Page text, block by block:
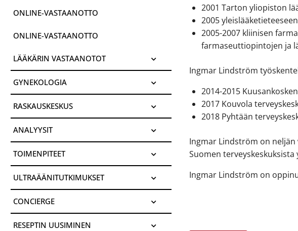
ONLINE-VASTAANOTTO
ONLINE-VASTAANOTTO
LÄÄKÄRIN VASTAANOTOT
GYNEKOLOGIA
RASKAUSKESKUS
ANALYYSIT
TOIMENPITEET
ULTRAÄÄNITUTKIMUKSET
CONCIERGE
RESEPTIN UUSIMINEN
2001 Tarton yliopiston
2005
2005-2007 kliinisen
farmaseuttiopintojen ja
Ingmar Lindström
2014-2015
2017 Kouvola
2018 Pyhtään
Ingmar Lindström on
Suomen
Ingmar Lindström on